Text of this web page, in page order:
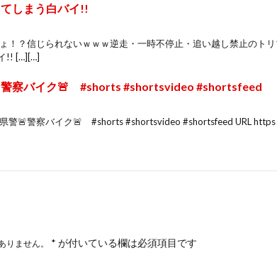
しまう白バイ!!
！？信じられないｗｗｗ逆走・一時不停止・追い越し禁止のト
!! […][…]
警察バイク🚨 #shorts #shortsvideo #shortsfeed
警🚨警察バイク🚨 #shorts #shortsvideo #shortsfeed URL
りません。 * が付いている欄は必須項目です